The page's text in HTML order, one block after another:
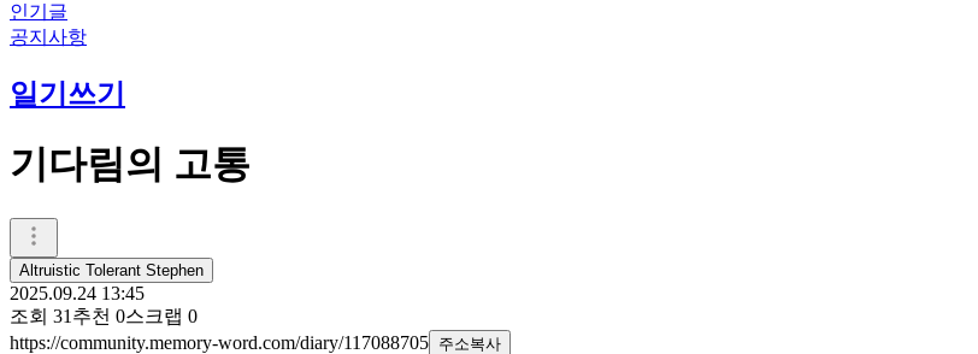
인기글
공지사항
일기쓰기
기다림의 고통
Altruistic Tolerant Stephen
2025.09.24 13:45
조회 31 추천 0스크랩 0
https://community.memory-word.com/diary/117088705 주소복사